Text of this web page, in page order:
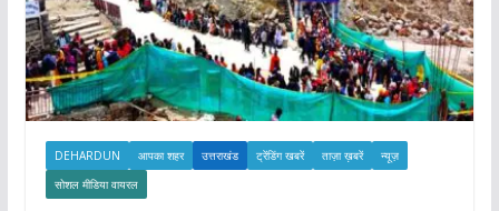
DEHARDUN आपका शहर उत्तराखंड ट्रेंडिंग खबरें ताज़ा ख़बरें
न्यूज़
सोशल मीडिया वायरल